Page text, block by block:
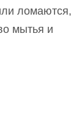
ломаются,
мытья и